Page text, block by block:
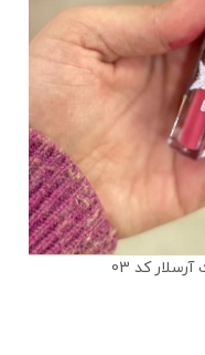
کد 03